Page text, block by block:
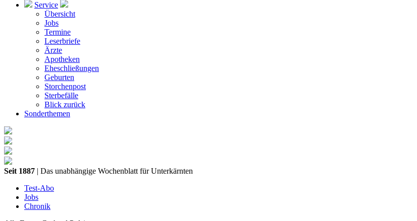
Service
Übersicht
Jobs
Termine
Leserbriefe
Ärzte
Apotheken
Eheschließungen
Geburten
Storchenpost
Sterbefälle
Blick zurück
Sonderthemen
Seit 1887 | Das unabhängige Wochenblatt für Unterkärnten
Test-Abo
Jobs
Chronik